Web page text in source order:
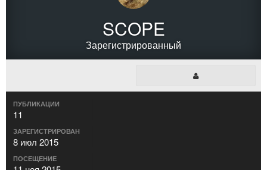
SCOPE
Зарегистрированный
ПУБЛИКАЦИИ
11
ЗАРЕГИСТРИРОВАН
8 июл 2015
ПОСЕЩЕНИЕ